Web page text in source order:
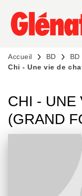
MENU
PIED DE PAGE
Accueil BD
Chi - Une vie de
CHI - UNE
(GRAND